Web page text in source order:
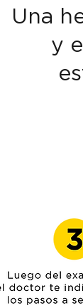
Una
y